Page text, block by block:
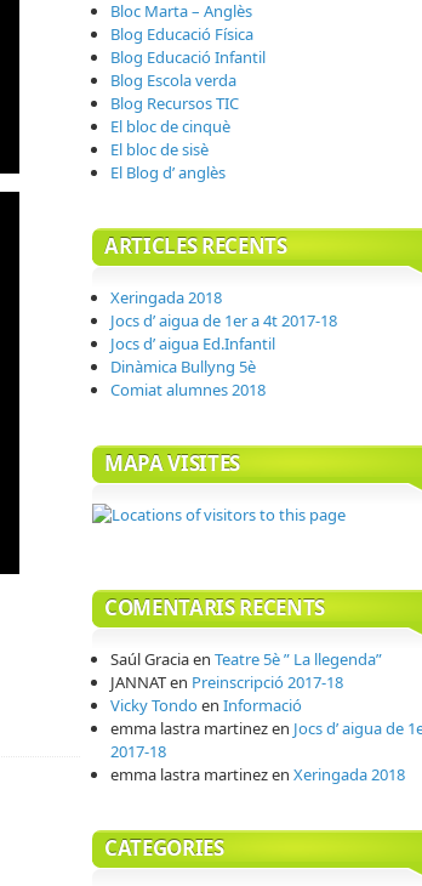
Bloc Marta – Anglès
Blog Educació Física
Blog Educació Infantil
Blog Escola verda
Blog Recursos TIC
El bloc de cinquè
El bloc de sisè
El Blog d’ anglès
ARTICLES RECENTS
Xeringada 2018
Jocs d’ aigua de 1er a 4t 2017-18
Jocs d’ aigua Ed.Infantil
Dinàmica Bullyng 5è
Comiat alumnes 2018
MAPA VISITES
COMENTARIS RECENTS
Saúl Graciaen Teatre 5è ” La llegenda”
JANNATen Preinscripció 2017-18
Vicky Tondoen Informació
emma lastra martinezen Jocs d’ aigua de
2017-18
emma lastra martinezen Xeringada 2018
CATEGORIES